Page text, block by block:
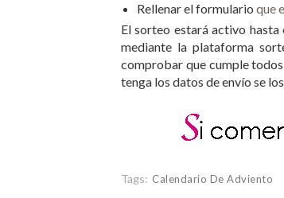
Rellenar el formulario que
El sorteo estará activo
mediante la plataforma
comprobar que cumple
tenga los datos de envío se
Tags: Calendario De Adviento